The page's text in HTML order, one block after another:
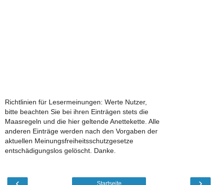
Richtlinien für Lesermeinungen: Werte Nutzer,
bitte beachten Sie bei ihren Einträgen stets die
Maasregeln und die hier geltende Anettekette. Alle
anderen Einträge werden nach den Vorgaben der
aktuellen Meinungsfreiheitsschutzgesetze
entschädigungslos gelöscht. Danke.
Startseite